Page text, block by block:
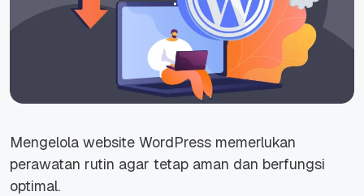
Mengelola website WordPress memerlukan
perawatan rutin agar tetap aman dan berfungsi
optimal.